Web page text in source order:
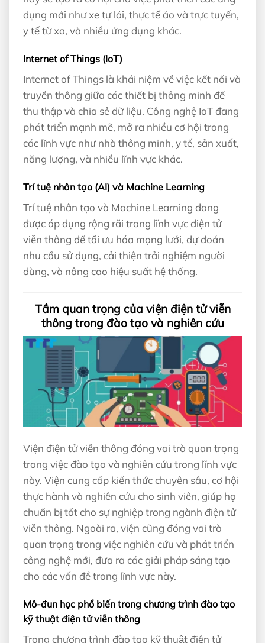
dụng mới như xe tự lái, thực tế ảo và trực tuyến,
y tế từ xa, và nhiều ứng dụng khác.
Internet of Things (IoT)
Internet of Things là khái niệm về việc kết nối và
truyền thông giữa các thiết bị thông minh để
thu thập và chia sẻ dữ liệu. Công nghệ IoT đang
phát triển mạnh mẽ, mở ra nhiều cơ hội trong
các lĩnh vực như nhà thông minh, y tế, sản xuất,
năng lượng, và nhiều lĩnh vực khác.
Trí tuệ nhân tạo (AI) và Machine Learning
Trí tuệ nhân tạo và Machine Learning đang
được áp dụng rộng rãi trong lĩnh vực điện tử
viễn thông để tối ưu hóa mạng lưới, dự đoán
nhu cầu sử dụng, cải thiện trải nghiệm người
dùng, và nâng cao hiệu suất hệ thống.
Tầm quan trọng của viện điện tử viễn
thông trong đào tạo và nghiên cứu
Viện điện tử viễn thông đóng vai trò quan trọng
trong việc đào tạo và nghiên cứu trong lĩnh vực
này. Viện cung cấp kiến thức chuyên sâu, cơ hội
thực hành và nghiên cứu cho sinh viên, giúp họ
chuẩn bị tốt cho sự nghiệp trong ngành điện tử
viễn thông. Ngoài ra, viện cũng đóng vai trò
quan trọng trong việc nghiên cứu và phát triển
công nghệ mới, đưa ra các giải pháp sáng tạo
cho các vấn đề trong lĩnh vực này.
Mô-đun học phổ biến trong chương trình đào tạo
kỹ thuật điện tử viễn thông
Trong chương trình đào tạo kỹ thuật điện tử